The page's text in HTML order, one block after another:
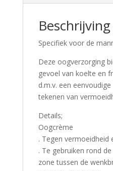
Beschrijving
Specifiek voor de
Deze oogverzorging
gevoel van koelte en
d.m.v. een
tekenen van
Details;
Oogcrème
. Tegen vermoeidheid
. Te gebruiken rond
zone tussen de